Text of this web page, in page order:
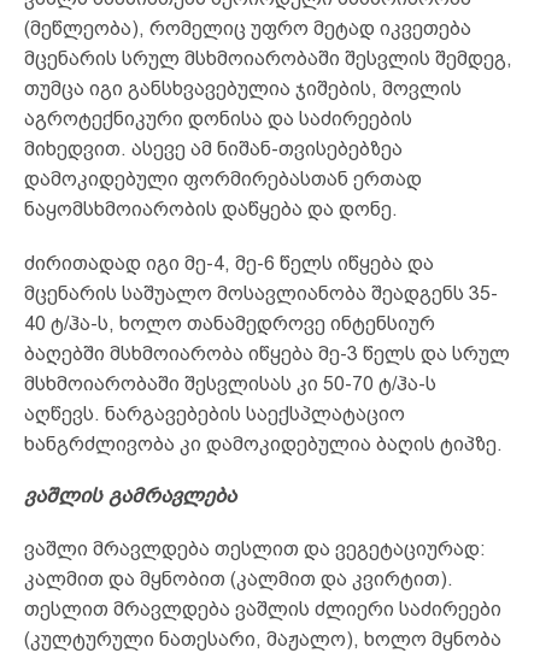
(მეწლეობა), რომელიც უფრო მეტად იკვეთება
მცენარის სრულ მსხმოიარობაში შესვლის შემდეგ,
თუმცა იგი განსხვავებულია ჯიშების, მოვლის
აგროტექნიკური დონისა და საძირეების
მიხედვით. ასევე ამ ნიშან-თვისებებზეა
დამოკიდებული ფორმირებასთან ერთად
ნაყომსხმოიარობის დაწყება და დონე.
ძირითადად იგი მე-4, მე-6 წელს იწყება და
მცენარის საშუალო მოსავლიანობა შეადგენს 35-
40 ტ/ჰა-ს, ხოლო თანამედროვე ინტენსიურ
ბაღებში მსხმოიარობა იწყება მე-3 წელს და სრულ
მსხმოიარობაში შესვლისას კი 50-70 ტ/ჰა-ს
აღწევს. ნარგავებების საექსპლატაციო
ხანგრძლივობა კი დამოკიდებულია ბაღის ტიპზე.
ვაშლის გამრავლება
ვაშლი მრავლდება თესლით და ვეგეტაციურად:
კალმით და მყნობით (კალმით და კვირტით).
თესლით მრავლდება ვაშლის ძლიერი საძირეები
(კულტურული ნათესარი, მაჟალო), ხოლო მყნობა